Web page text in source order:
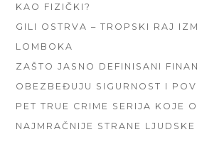
KAO FIZIČKI?
GILI OSTRVA – TROPSKI RAJ
LOMBOKA
ZAŠTO JASNO DEFINISANI
OBEZBEĐUJU SIGURNOST I
PET TRUE CRIME SERIJA KOJE
NAJMRAČNIJE STRANE